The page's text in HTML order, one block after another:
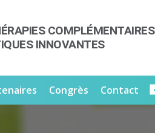
COMPLÉMENTAIRES
INNOVANTES
Congrès Contact